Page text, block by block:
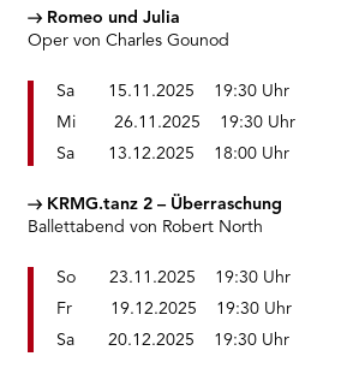
Romeo und Julia
Oper von Charles Gounod
Sa 15.11.2025 19:30 Uhr
Mi 26.11.2025 19:30 Uhr
Sa 13.12.2025 18:00 Uhr
KRMG.tanz 2– Überraschung
Ballettabend von Robert North
So 23.11.2025 19:30 Uhr
Fr 19.12.2025 19:30 Uhr
Sa 20.12.2025 19:30 Uhr